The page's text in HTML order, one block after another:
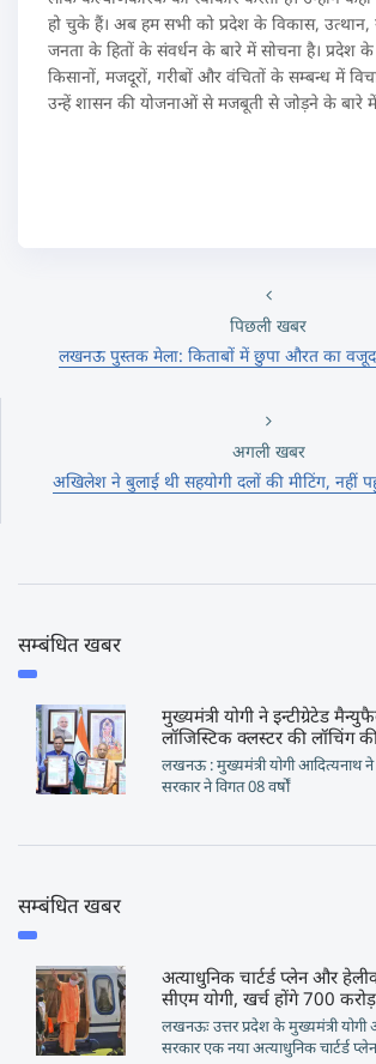
हो चुके हैं। अब हम सभी को प्रदेश के विकास, उत्थान,
जनता के हितों के संवर्धन के बारे में सोचना है। प्रदेश
किसानों, मजदूरों, गरीबों और वंचितों के सम्बन्ध में
उन्हें शासन की योजनाओं से मजबूती से जोड़ने के बारे में
पिछली खबर
लखनऊ पुस्तक मेला: किताबों में छुपा औरत का
अगली खबर
अखिलेश ने बुलाई थी सहयोगी दलों की मीटिंग, नहीं
सम्बंधित खबर
मुख्यमंत्री योगी ने इन्टीग्रेटेड
लॉजिस्टिक क्लस्टर की लॉचिंग
लखनऊ : मुख्यमंत्री योगी आदित्यनाथ
सरकार ने विगत 08 वर्षों
सम्बंधित खबर
अत्याधुनिक चार्टर्ड प्लेन और
सीएम योगी, खर्च होंगे 700
लखनऊः उत्तर प्रदेश के मुख्यमंत्री
सरकार एक नया अत्याधुनिक चार्टर्ड प्लेन